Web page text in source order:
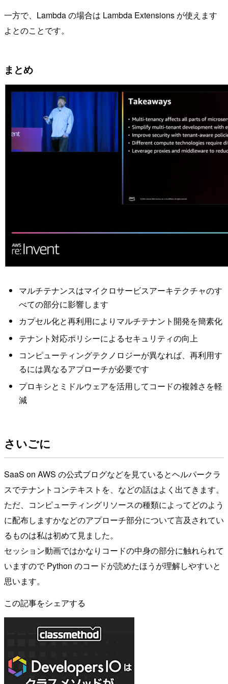
一方で、Lambda の場合は Lambda Extensions が使えます
よとのことです。
まとめ
マルチテナンスはマイクロサービスアーキテクチャのす
べての部分に影響します
カプセル化と再利用によりマルチテナント開発を簡素化
テナント対応ポリシーによるセキュリティの向上
コンピューティングテクノロジーが異なれば、再利用す
るには異なるアプローチが必要です
プロキシとミドルウェアを活用してコードの複雑さを軽
減
さいごに
SaaS on AWS の公式ブログなどを見ているとヘルパークラ
スでテナントコンテキストを、などの話はよく出てきます。
ただ、コンピューティングリソースの種類によってどのよう
に配布しますかなどのアプローチ部分について言及されてい
るものは私は初めて見ました。
セッション動画ではかなりコードの中身の部分に触れられて
いますので Python のコードが読めたほうが理解しやすいと
思います。
この記事をシェアする